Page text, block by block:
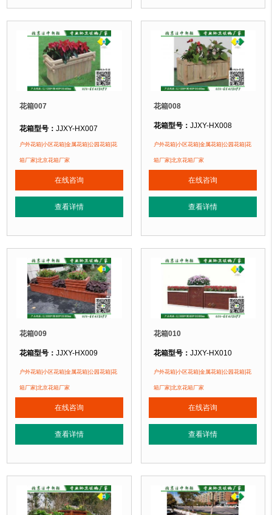
花箱007
花箱型号：JJXY-HX007
花箱规格：可根据客户需求定制！
花箱材质：金属镂空/铝合金/塑木/防腐木
花箱特点：1、花箱不会对环境产生污染。2、花箱在视觉上，线条流畅，外
正在使用该花箱的部分客户：
朝阳某小区、苏州某别墅区、海淀某小区....
户外花箱|小区花箱|金属花箱|公园花箱|花
箱厂家|北京花箱厂家
在线咨询
查看详情
花箱008
花箱型号： JJXY-HX008
花箱规格：可根据客户需求定制！
花箱材质：金属镂空/铝合金/塑木/防
花箱周期：现货花箱 即拍即发
1、花箱不会对环境产生
正在使用该花箱的部分客户：
朝阳某小区、苏州某别墅区、海淀某
户外花箱|小区花箱|金属花箱|公园花箱|花
箱厂家|北京花箱厂家
在线咨询
查看详情
花箱009
花箱型号：JJXY-HX009
花箱规格：可根据客户需求定制！
花箱材质：金属镂空/铝合金/塑木/防腐木
花箱周期：现货花箱 即拍即发
1、花箱不会对环境产生污染。2、花箱在视觉上，线条流畅，外
正在使用该花箱的部分客户：
朝阳某小区、苏州某别墅区、海淀某小区....
户外花箱|小区花箱|金属花箱|公园花箱|花
箱厂家|北京花箱厂家
在线咨询
查看详情
花箱010
花箱型号： JJXY-HX010
花箱规格：可根据客户需求定制！
花箱材质：金属镂空/铝合金/塑木/防
花箱周期：现货花箱 即拍即发
1、花箱不会对环境产生
正在使用该花箱的部分客户：
朝阳某小区、苏州某别墅区、海淀某
户外花箱|小区花箱|金属花箱|公园花箱|花
箱厂家|北京花箱厂家
在线咨询
查看详情